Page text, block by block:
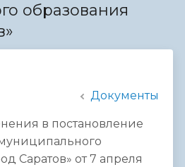
образования
Документы
в постановление
Саратов» от 7 апреля